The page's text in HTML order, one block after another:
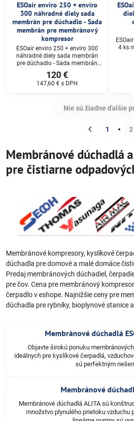
ESOair enviro 250 + enviro
300 náhradné diely sada
membrán pre dúchadlo - Sada
membrán pre membránový
kompresor
ESOair enviro 250 + enviro 300
náhradné diely sada membrán
pre dúchadlo - Sada membrán
pre membránový kompresor
120 €
147,60 € s DPH
4 ks
Nie sú žiadne ďalšie
1 2
Membránové dúchadlá
pre čistiarne
Membránové kompresory, kyslíkové
dúchadla pre domové a malé domáce
Predaj membránových dúchadiel,
pre čov. Cena pre membránový
čerpadlo v eshope. Najnižšie ceny pre
dúchadla pre rybníky, bioplynové stanice
Membránové dúchadlá
Objavte širokú ponuku
ideálnych pre kyslíkové čerpadlá,
sú perfektným
Membránové
Membránové dúchadlá ALITA sú
množstvo plynulého prietoku vzduchu